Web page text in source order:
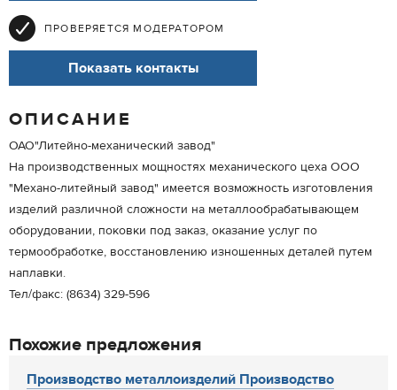
ПРОВЕРЯЕТСЯ МОДЕРАТОРОМ
Показать контакты
ОПИСАНИЕ
ОАО"Литейно-механический завод"
На производственных мощностях механического цеха ООО
"Механо-литейный завод" имеется возможность изготовления
изделий различной сложности на металлообрабатывающем
оборудовании, поковки под заказ, оказание услуг по
термообработке, восстановлению изношенных деталей путем
наплавки.
Тел/факс: (8634) 329-596
Похожие предложения
Производство металлоизделий Производство